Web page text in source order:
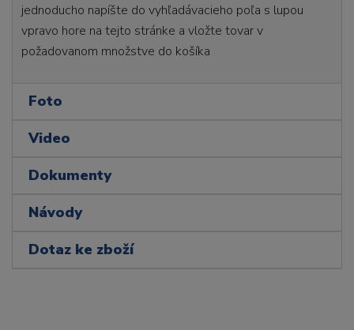
jednoducho napíšte do vyhľadávacieho poľa s lupou
vpravo hore na tejto stránke a vložte tovar v
požadovanom množstve do košíka
Foto
Video
Dokumenty
Návody
Dotaz ke zboží